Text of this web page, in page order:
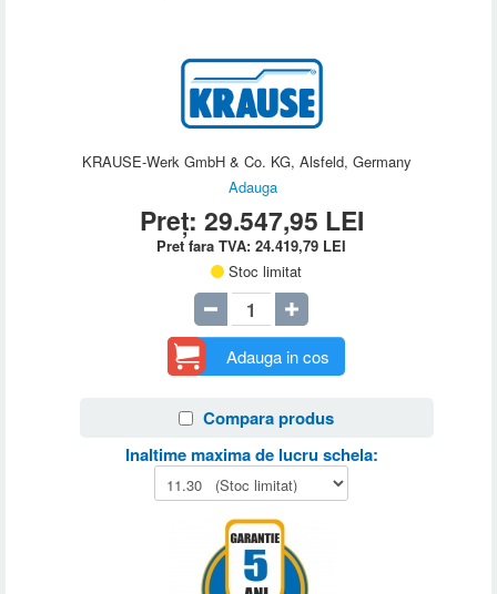
KRAUSE-Werk GmbH & Co. KG, Alsfeld, Germany
Adauga
Preț: 29.547,95 LEI
Pret fara TVA:24.419,79 LEI
Stoc limitat
Adauga in cos
Compara produs
Inaltime maxima de lucru schela: